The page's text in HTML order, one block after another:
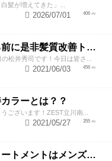
髪が増えてきた」...
406
2026/07/01
梅雨で髪の悩みが増える前に是非髪質改善トリートメントしてみませんか！
松井秀司です！今日は皆さ...
456
2021/06/03
ラーとは？？
ございます！ZEST立川南...
355
2021/05/27
今流行りの髪質改善トリートメントはメンズもできる！？